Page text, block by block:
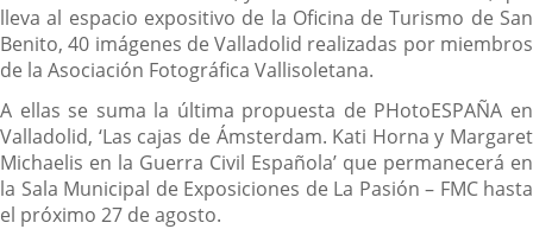
lleva al espacio expositivo de la Oficina de Turismo de San
Benito, 40 imágenes de Valladolid realizadas por miembros
de la Asociación Fotográfica Vallisoletana.
A ellas se suma la última propuesta de PHotoESPAÑA en
Valladolid, ‘Las cajas de Ámsterdam. Kati Horna y Margaret
Michaelis en la Guerra Civil Española’ que permanecerá en
la Sala Municipal de Exposiciones de La Pasión – FMC hasta
el próximo 27 de agosto.